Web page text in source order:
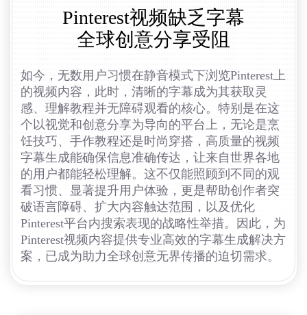
Pinterest视频缺乏字幕
全球创意分享受阻
如今，无数用户习惯在静音模式下浏览Pinterest上
的视频内容，此时，清晰的字幕成为其获取灵
感、理解教程并无障碍观看的核心。特别是在这
个以视觉和创意分享为导向的平台上，无论是烹
饪技巧、手作教程还是时尚穿搭，高质量的视频
字幕生成能确保信息准确传达，让来自世界各地
的用户都能轻松理解。这不仅能照顾到不同的观
看习惯、显著提升用户体验，更是帮助创作者突
破语言障碍、扩大内容触达范围，以及优化
Pinterest平台内搜索表现的战略性举措。因此，为
Pinterest视频内容提供专业高效的字幕生成解决方
案，已成为助力全球创意无界传播的迫切需求。